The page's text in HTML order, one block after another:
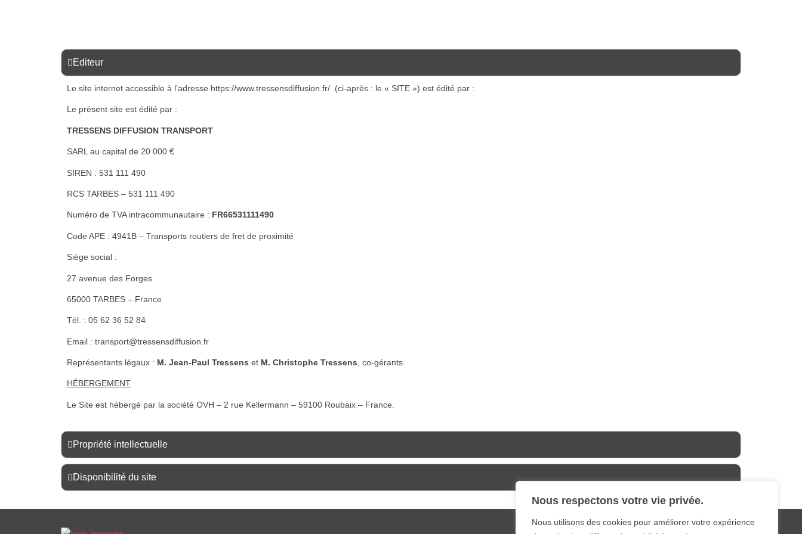
Nous respectons votre vie privée.
Nous utilisons des cookies pour améliorer votre expérience
Editeur
Le site internet accessible à l’adresse https://www.tressensdiffusion.fr/ (ci-après : le « SITE ») est édité par :
Le présent site est édité par :
TRESSENS DIFFUSION TRANSPORT
SARL au capital de 20 000 €
SIREN : 531 111 490
RCS TARBES – 531 111 490
Numéro de TVA intracommunautaire : FR66531111490
Code APE : 4941B – Transports routiers de fret de proximité
Siège social :
27 avenue des Forges
65000 TARBES – France
Tél. : 05 62 36 52 84
Email : transport@tressensdiffusion.fr
Représentants légaux : M. Jean-Paul Tressens et M. Christophe Tressens , co-gérants.
HÉBERGEMENT
Le Site est hébergé par la société OVH – 2 rue Kellermann – 59100 Roubaix – France.
Propriété intellectuelle
Disponibilité du site